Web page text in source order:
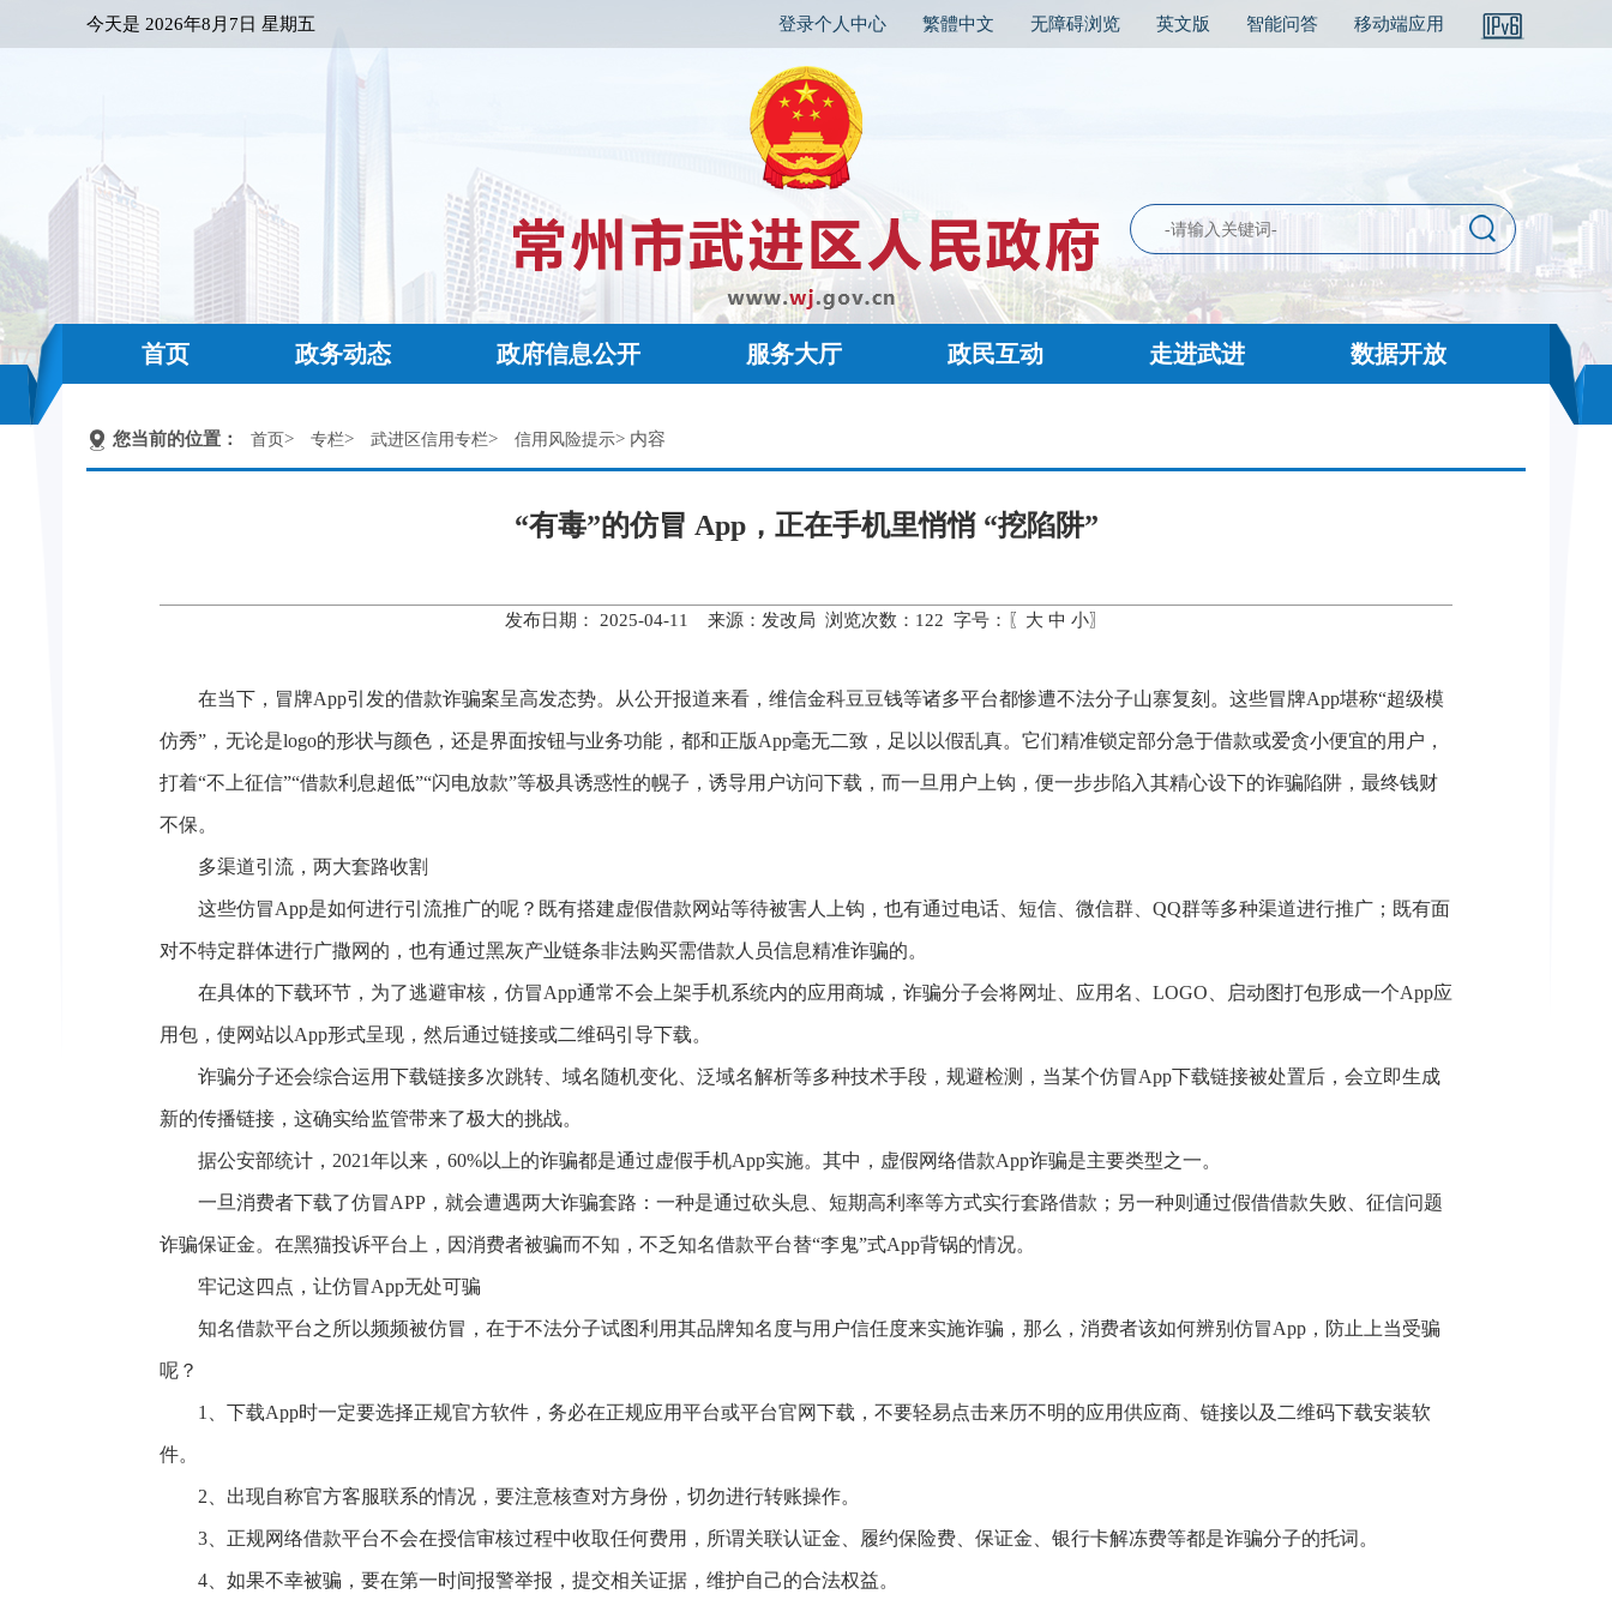
今天是 2026年8月7日 星期五 登录个人中心 繁體中文 无障碍浏览 英文版 智能问答 移动端应用
首页 政务动态 政府信息公开 服务大厅 政民互动 走进武进 数据开放
您当前的位置： 首页> 专栏> 武进区信用专栏> 信用风险提示> 内容
“有毒”的仿冒 App，正在手机里悄悄 “挖陷阱”
发布日期： 2025-04-11 来源：发改局 浏览次数： 122 字号：〖 大 中 小〗
在当下，冒牌App引发的借款诈骗案呈高发态势。从公开报道来看，维信金科豆豆钱等诸多平台都惨遭不法分子山寨复刻。这些冒牌App堪称“超级模
仿秀”，无论是logo的形状与颜色，还是界面按钮与业务功能，都和正版App毫无二致，足以以假乱真。它们精准锁定部分急于借款或爱贪小便宜的用户，
打着“不上征信”“借款利息超低”“闪电放款”等极具诱惑性的幌子，诱导用户访问下载，而一旦用户上钩，便一步步陷入其精心设下的诈骗陷阱，最终钱财
不保。
多渠道引流，两大套路收割
这些仿冒App是如何进行引流推广的呢？既有搭建虚假借款网站等待被害人上钩，也有通过电话、短信、微信群、QQ群等多种渠道进行推广；既有面
对不特定群体进行广撒网的，也有通过黑灰产业链条非法购买需借款人员信息精准诈骗的。
在具体的下载环节，为了逃避审核，仿冒App通常不会上架手机系统内的应用商城，诈骗分子会将网址、应用名、LOGO、启动图打包形成一个App应
用包，使网站以App形式呈现，然后通过链接或二维码引导下载。
诈骗分子还会综合运用下载链接多次跳转、域名随机变化、泛域名解析等多种技术手段，规避检测，当某个仿冒App下载链接被处置后，会立即生成
新的传播链接，这确实给监管带来了极大的挑战。
据公安部统计，2021年以来，60%以上的诈骗都是通过虚假手机App实施。其中，虚假网络借款App诈骗是主要类型之一。
一旦消费者下载了仿冒APP，就会遭遇两大诈骗套路：一种是通过砍头息、短期高利率等方式实行套路借款；另一种则通过假借借款失败、征信问题
诈骗保证金。在黑猫投诉平台上，因消费者被骗而不知，不乏知名借款平台替“李鬼”式App背锅的情况。
牢记这四点，让仿冒App无处可骗
知名借款平台之所以频频被仿冒，在于不法分子试图利用其品牌知名度与用户信任度来实施诈骗，那么，消费者该如何辨别仿冒App，防止上当受骗
呢？
1、下载App时一定要选择正规官方软件，务必在正规应用平台或平台官网下载，不要轻易点击来历不明的应用供应商、链接以及二维码下载安装软
件。
2、出现自称官方客服联系的情况，要注意核查对方身份，切勿进行转账操作。
3、正规网络借款平台不会在授信审核过程中收取任何费用，所谓关联认证金、履约保险费、保证金、银行卡解冻费等都是诈骗分子的托词。
4、如果不幸被骗，要在第一时间报警举报，提交相关证据，维护自己的合法权益。